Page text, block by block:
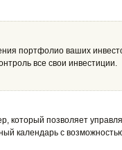
портфолио ваших
все свои инвестиции.
который позволяет
календарь с